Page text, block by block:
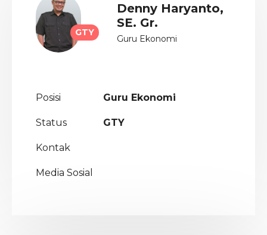
GTY
Denny Haryanto,
SE. Gr.
Guru Ekonomi
Posisi Guru Ekonomi
Status GTY
Kontak
Media Sosial